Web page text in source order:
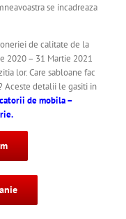
se incadreaza
de calitate de la
2020 – 31 Martie 2021
lor. Care sabloane fac
Aceste detalii le gasiti in
de mobila –